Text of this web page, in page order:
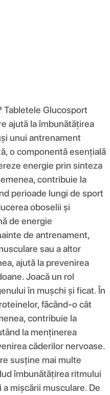
Tabletele Glucosport
ajută la îmbunătățirea
unui antrenament
o componentă esențială
energie prin sinteza
contribuie la
perioade lungi de sport
oboselii și
de energie
de antrenament,
sau a altor
ajută la prevenirea
Joacă un rol
în mușchi și ficat. În
făcând-o cât
contribuie la
la menținerea
căderilor nervoase.
susține mai multe
îmbunătățirea ritmului
mișcării musculare. De